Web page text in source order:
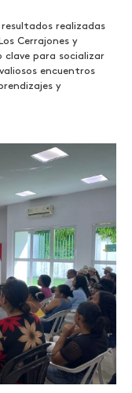
realizadas
Cerrajones y
clave para socializar
encuentros
y